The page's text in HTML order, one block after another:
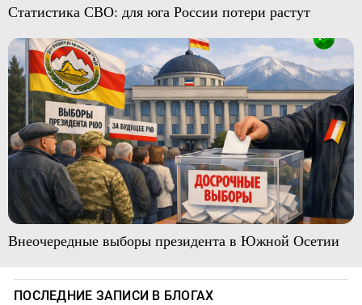
Статистика СВО: для юга России потери растут
Внеочередные выборы президента в Южной Осетии
ПОСЛЕДНИЕ ЗАПИСИ В БЛОГАХ